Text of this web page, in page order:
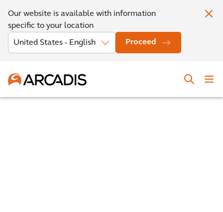
Our website is available with information
specific to your location
Proceed